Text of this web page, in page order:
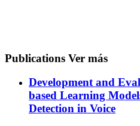
Publications Ver más
Development and
based Learning
Detection in Voice